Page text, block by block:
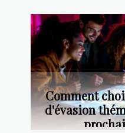
Comment
d'évasion